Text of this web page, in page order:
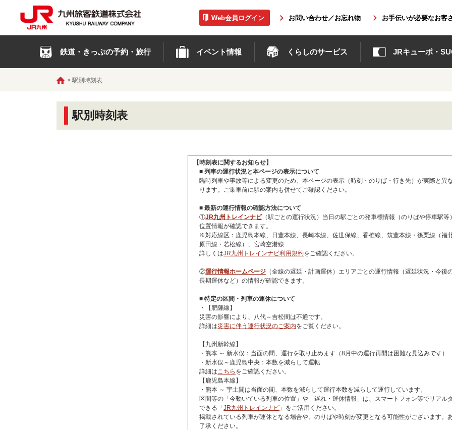
Web会員ログイン お問い合わせ／お忘れ物 お手伝いが必要なお客
鉄道・きっぷの予約・旅行 イベント情報 くらしのサービス JRキューポ・
駅別時刻表
駅別時刻表
【時刻表に関するお知らせ】
■ 列車の運行状況と本ページの表示について
臨時列車や事故等による変更のため、本ページの表示（時刻・のりば・行き先）が実際と異
ります。ご乗車前に駅の案内も併せてご確認ください。
■ 最新の運行情報の確認方法について
①JR九州トレインナビ（駅ごとの運行状況）当日の駅ごとの発車標情報（のりばや停車駅等
位置情報が確認できます。
※対応線区：鹿児島本線、日豊本線、長崎本線、佐世保線、香椎線、筑豊本線・篠栗線（福
原田線・若松線）、宮崎空港線
詳しくはJR九州トレインナビ利用規約をご確認ください。
②運行情報ホームページ （全線の遅延・計画運休）エリアごとの運行情報（遅延状況・今後
長期運休など）の情報が確認できます。
■ 特定の区間・列車の運休について
・【肥薩線】
災害の影響により、八代～吉松間は不通です。
詳細は災害に伴う運行状況のご案内をご覧ください。
【九州新幹線】
・熊本 ～ 新水俣：当面の間、運行を取り止めます（8月中の運行再開は困難な見込みです）
・新水俣～鹿児島中央：本数を減らして運転
詳細はこちら をご確認ください。
【鹿児島本線】
・熊本 ～ 宇土間は当面の間、本数を減らして運行本数を減らして運行しています。
区間等の「今動いている列車の位置」や「遅れ・運休情報」は、スマートフォン等でリアル
できる「JR九州トレインナビ 」をご活用ください。
掲載されている列車が運休となる場合や、のりばや時刻が変更となる可能性がございます。
了承ください。